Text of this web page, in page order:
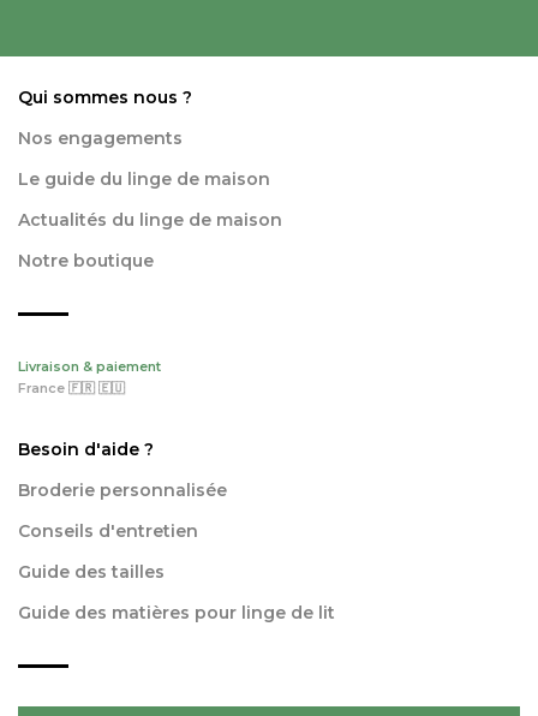
Qui sommes nous ?
Nos engagements
Le guide du linge de maison
Actualités du linge de maison
Notre boutique
Livraison & paiement
France 🇫🇷 🇪🇺
Besoin d'aide ?
Broderie personnalisée
Conseils d'entretien
Guide des tailles
Guide des matières pour linge de lit